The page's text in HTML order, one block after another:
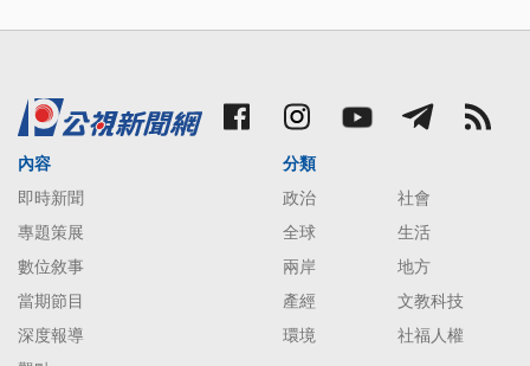
內容
即時新聞
專題策展
數位敘事
當期節目
深度報導
分類
政治
社會
全球
生活
兩岸
地方
產經
文教科技
環境
社福人權